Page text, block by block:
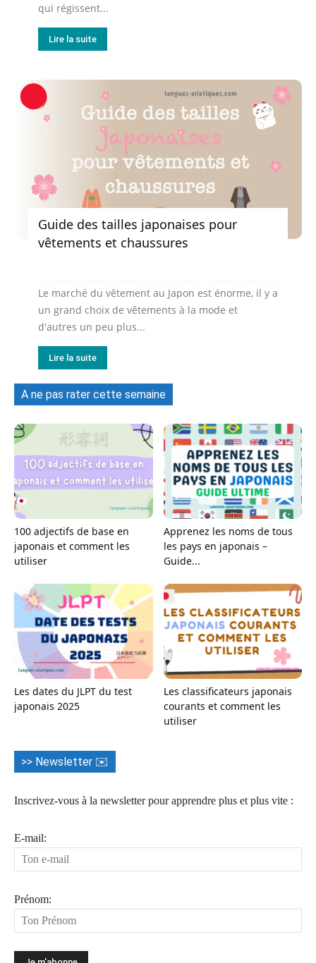
qui régissent...
Lire la suite
Guide des tailles japonaises pour
vêtements et chaussures
Le marché du vêtement au Japon est énorme, il y a
un grand choix de vêtements à la mode et
d'autres un peu plus...
Lire la suite
A ne pas rater cette semaine
100 adjectifs de base en
japonais et comment les
utiliser
Apprenez les noms de tous
les pays en japonais –
Guide...
Les dates du JLPT du test
japonais 2025
Les classificateurs japonais
courants et comment les
utiliser
>> Newsletter ✉️
Inscrivez-vous à la newsletter pour apprendre plus et plus vite :
E-mail:
Prénom: